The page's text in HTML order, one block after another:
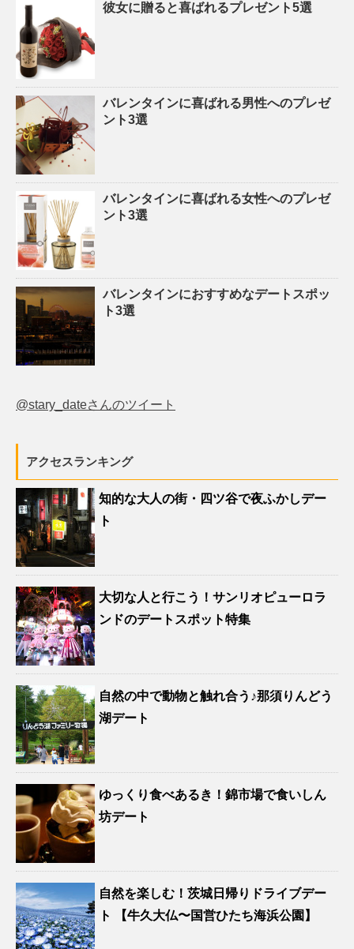
彼女に贈ると喜ばれるプレゼント5選
バレンタインに喜ばれる男性へのプレゼ
ント3選
バレンタインに喜ばれる女性へのプレゼ
ント3選
バレンタインにおすすめなデートスポッ
ト3選
@stary_dateさんのツイート
アクセスランキング
知的な大人の街・四ツ谷で夜ふかしデー
ト
大切な人と行こう！サンリオピューロラ
ンドのデートスポット特集
自然の中で動物と触れ合う♪那須りんどう
湖デート
ゆっくり食べあるき！錦市場で食いしん
坊デート
自然を楽しむ！茨城日帰りドライブデー
ト 【牛久大仏〜国営ひたち海浜公園】